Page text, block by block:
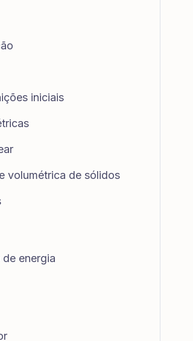
iniciais
volumétrica de sólidos
energia